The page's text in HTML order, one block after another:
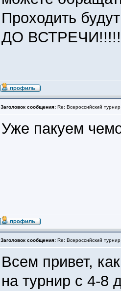
Проходить
ДО ВСТРЕЧИ!!!!!
Заголовок сообщения: Re: Всероссийский
Уже пакуем
Заголовок сообщения: Re: Всероссийский
Всем привет,
на турнир с 4-8